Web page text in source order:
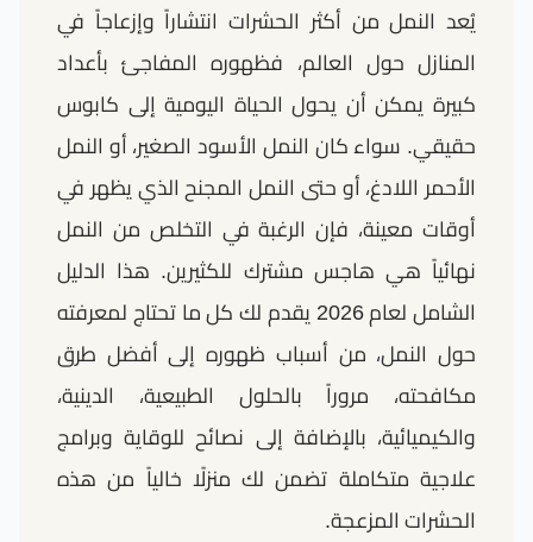
يُعد النمل من أكثر الحشرات انتشاراً وإزعاجاً في
المنازل حول العالم، فظهوره المفاجئ بأعداد
كبيرة يمكن أن يحول الحياة اليومية إلى كابوس
حقيقي. سواء كان النمل الأسود الصغير، أو النمل
الأحمر اللادغ، أو حتى النمل المجنح الذي يظهر في
أوقات معينة، فإن الرغبة في التخلص من النمل
نهائياً هي هاجس مشترك للكثيرين. هذا الدليل
الشامل لعام 2026 يقدم لك كل ما تحتاج لمعرفته
حول النمل، من أسباب ظهوره إلى أفضل طرق
مكافحته، مروراً بالحلول الطبيعية، الدينية،
والكيميائية، بالإضافة إلى نصائح للوقاية وبرامج
علاجية متكاملة تضمن لك منزلًا خالياً من هذه
الحشرات المزعجة.